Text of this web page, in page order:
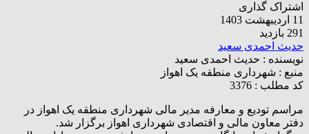
اشتراک گذاری
11 اردیبهشت 1403
291 بازدید
حدیث احمدی سعید
نویسنده : حدیث احمدی سعید
منبع : شهرداری منطقه یک اهواز
کد مطلب : 3376
مراسم تودیع و معارفه مدیر مالی شهرداری منطقه یک اهواز در
دفتر معاون مالی و اقتصادی شهرداری اهواز برگزار شد.